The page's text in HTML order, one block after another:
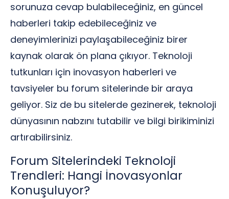
sorunuza cevap bulabileceğiniz, en güncel
haberleri takip edebileceğiniz ve
deneyimlerinizi paylaşabileceğiniz birer
kaynak olarak ön plana çıkıyor. Teknoloji
tutkunları için inovasyon haberleri ve
tavsiyeler bu forum sitelerinde bir araya
geliyor. Siz de bu sitelerde gezinerek, teknoloji
dünyasının nabzını tutabilir ve bilgi birikiminizi
artırabilirsiniz.
Forum Sitelerindeki Teknoloji
Trendleri: Hangi İnovasyonlar
Konuşuluyor?